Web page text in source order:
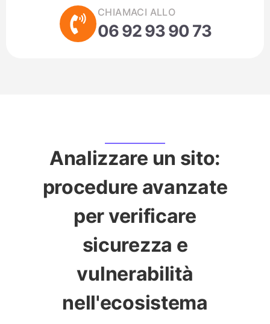
CHIAMACI ALLO
06 92 93 90 73
Analizzare un sito:
procedure avanzate
per verificare
sicurezza e
vulnerabilità
nell'ecosistema